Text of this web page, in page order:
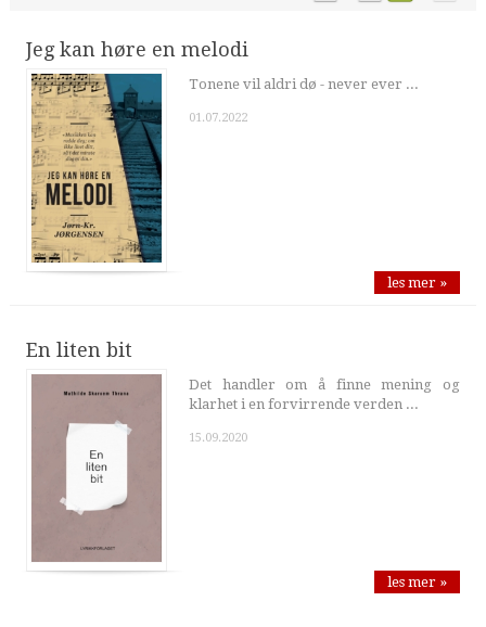
Jeg kan høre en melodi
Tonene vil aldri dø - never ever ...
01.07.2022
les mer »
En liten bit
Det handler om å finne mening og
klarhet i en forvirrende verden ...
15.09.2020
les mer »